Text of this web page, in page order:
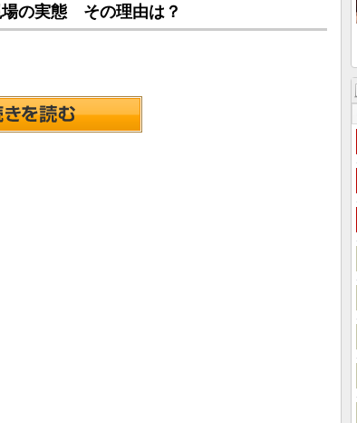
場の実態 その理由は？